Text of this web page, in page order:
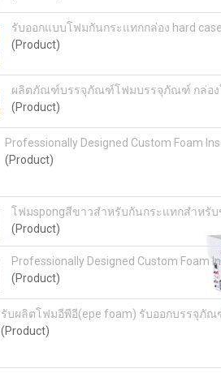
รับออกแบบโฟมกันกระแทกกล่อง hard
(Product)
ผลิตภัณฑ์บรรจุภัณฑ์โฟมบรรจุภัณฑ์ กล่อง
(Product)
Professionally Designed Custom Foam
(Product)
โฟมspongสีขาวสำหรับกันกระแทกสำหรั
(Product)
Professionally Designed Custom Foam
(Product)
รับผลิตโฟมอีพีอี(epe foam) รับออกบรรจุภัณฑ์
(Product)